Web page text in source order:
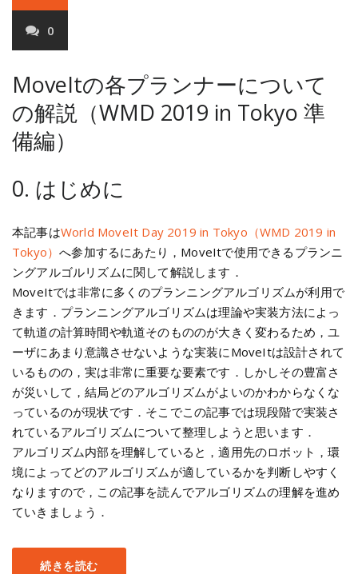
0
MoveItの各プランナーについて
の解説（WMD 2019 in Tokyo 準
備編）
0. はじめに
本記事はWorld MoveIt Day 2019 in Tokyo（WMD 2019 in
Tokyo）へ参加するにあたり，MoveItで使用できるプランニ
ングアルゴルリズムに関して解説します．
MoveItでは非常に多くのプランニングアルゴリズムが利用で
きます．プランニングアルゴリズムは理論や実装方法によっ
て軌道の計算時間や軌道そのもののが大きく変わるため，ユ
ーザにあまり意識させないような実装にMoveItは設計されて
いるものの，実は非常に重要な要素です．しかしその豊富さ
が災いして，結局どのアルゴリズムがよいのかわからなくな
っているのが現状です．そこでこの記事では現段階で実装さ
れているアルゴリズムについて整理しようと思います．
アルゴリズム内部を理解していると，適用先のロボット，環
境によってどのアルゴリズムが適しているかを判断しやすく
なりますので，この記事を読んでアルゴリズムの理解を進め
ていきましょう．
続きを読む